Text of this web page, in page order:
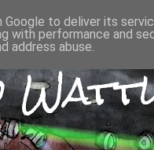
to deliver its
with performance and
address abuse.